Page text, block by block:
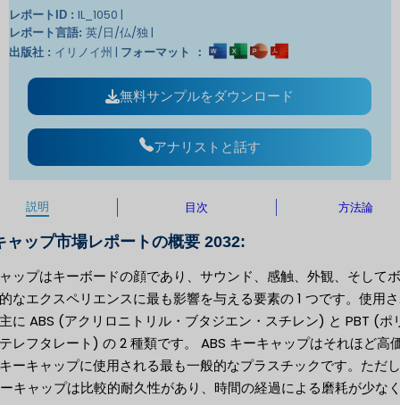
レポートID : IL_1050 |
レポート言語: 英/日/仏/独 |
出版社 : イリノイ州 | フォーマット ：
無料サンプルをダウンロード
アナリストと話す
説明 目次 方法論
ャップ市場レポートの概要 2032:
ップはキーボードの顔であり、サウンド、感触、外観、そして
なエクスペリエンスに最も影響を与える要素の 1 つです。使用
に ABS (アクリロニトリル・ブタジエン・スチレン) と PBT (ポ
レフタレート) の 2 種類です。 ABS キーキャップはそれほど高
ーキャップに使用される最も一般的なプラスチックです。ただ
キャップは比較的耐久性があり、時間の経過による磨耗が少な